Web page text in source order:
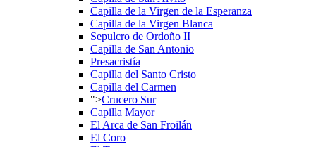
Capilla de la Virgen de la Esperanza
Capilla de la Virgen Blanca
Sepulcro de Ordoño II
Capilla de San Antonio
Presacristía
Capilla del Santo Cristo
Capilla del Carmen
">Crucero Sur
Capilla Mayor
El Arca de San Froilán
El Coro